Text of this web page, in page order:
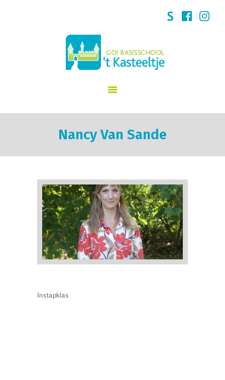
Nancy Van Sande
GO! 't Kasteeltje Puurs
INFORMATIE
NIEUWS
INSCHRIJVINGEN
KINDERDAGVERBLIJF
CONTACT
Instapklas